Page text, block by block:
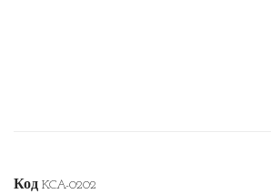
Код KCA-0202